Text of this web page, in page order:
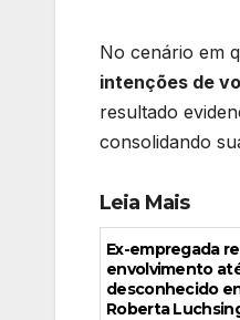
No cenário em
intenções de
resultado
consolidando
Leia Mais
Ex-empregada
envolvimento
desconhecido
Roberta